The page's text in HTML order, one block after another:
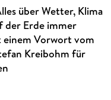
über Wetter, Klima
der Erde immer
Vorwort vom
Kreibohm für